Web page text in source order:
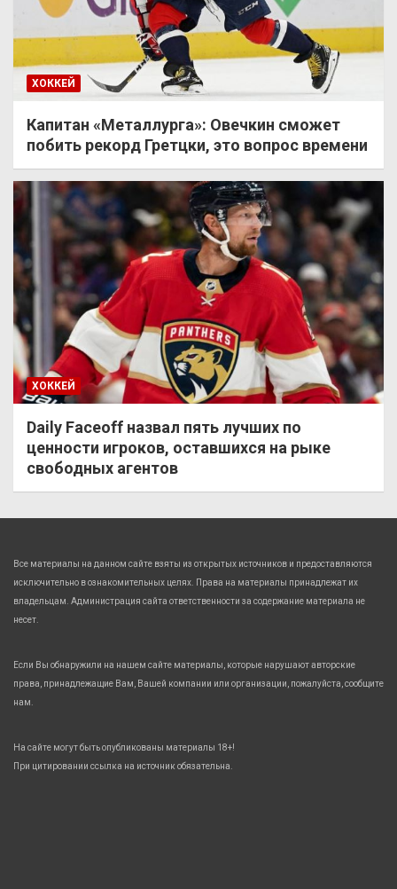
ХОККЕЙ
Капитан «Металлурга»: Овечкин сможет
побить рекорд Гретцки, это вопрос времени
ХОККЕЙ
Daily Faceoff назвал пять лучших по
ценности игроков, оставшихся на рыке
свободных агентов
Все материалы на данном сайте взяты из открытых источников и предоставляются
исключительно в ознакомительных целях. Права на материалы принадлежат их
владельцам. Администрация сайта ответственности за содержание материала не
несет.
Если Вы обнаружили на нашем сайте материалы, которые нарушают авторские
права, принадлежащие Вам, Вашей компании или организации, пожалуйста, сообщите
нам.
На сайте могут быть опубликованы материалы 18+!
При цитировании ссылка на источник обязательна.